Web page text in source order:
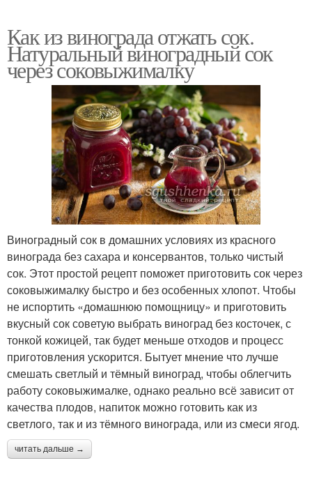
Как из винограда отжать сок.
Натуральный виноградный сок
через соковыжималку
Виноградный сок в домашних условиях из красного
винограда без сахара и консервантов, только чистый
сок. Этот простой рецепт поможет приготовить сок через
соковыжималку быстро и без особенных хлопот. Чтобы
не испортить «домашнюю помощницу» и приготовить
вкусный сок советую выбрать виноград без косточек, с
тонкой кожицей, так будет меньше отходов и процесс
приготовления ускорится. Бытует мнение что лучше
смешать светлый и тёмный виноград, чтобы облегчить
работу соковыжималке, однако реально всё зависит от
качества плодов, напиток можно готовить как из
светлого, так и из тёмного винограда, или из смеси ягод.
читать дальше →